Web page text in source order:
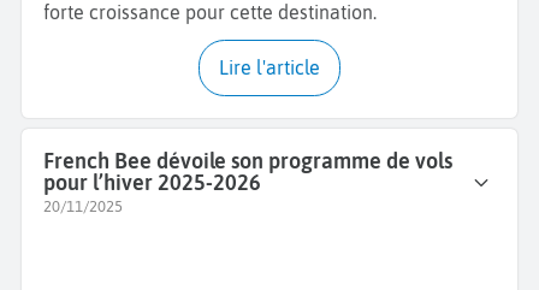
forte croissance pour cette destination.
Lire l'article
French Bee dévoile son programme de vols
pour l’hiver 2025-2026
20/11/2025